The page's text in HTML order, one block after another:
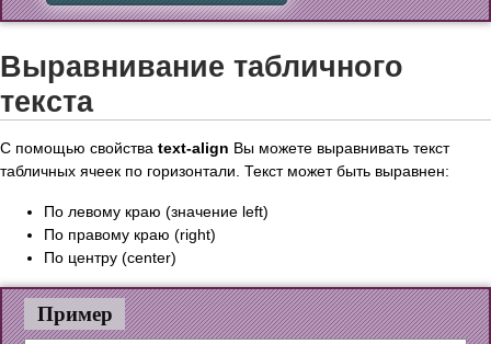
Выравнивание табличного
текста
С помощью свойства text-align Вы можете выравнивать текст
табличных ячеек по горизонтали. Текст может быть выравнен:
По левому краю (значение left)
По правому краю (right)
По центру (center)
Пример